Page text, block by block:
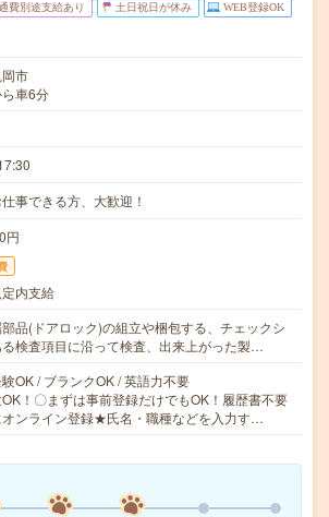
費別途支給あり 土日祝日が休み WEB登録OK
市
車6分
事できる方、大歓迎！
円
内支給
品(ドアロック)の組立や梱包する、チェックシ
検査項目に沿って検査、出来上がった製…
OK / ブランクOK / 英語力不要
！〇まずは事前登録だけでもOK！履歴書不要
オンライン登録★氏名・職種などを入力す…